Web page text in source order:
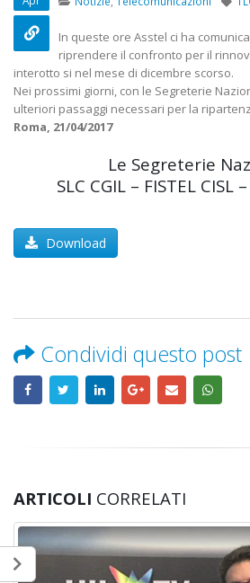
In queste ore Asstel ci ha
riprendere il confronto per il
interotto si nel mese di dicembre scorso.
Nei prossimi giorni, con le Segreterie
ulteriori passaggi necessari per la
Roma, 21/04/2017
Le Segreterie
SLC CGIL – FISTEL CISL
Download
Condividi questo post
ARTICOLI CORRELATI
Elezioni RSU Mediaset
R.T.I.
16 Giugno 2022
Convenzione Armonia
20 Gennaio 2022